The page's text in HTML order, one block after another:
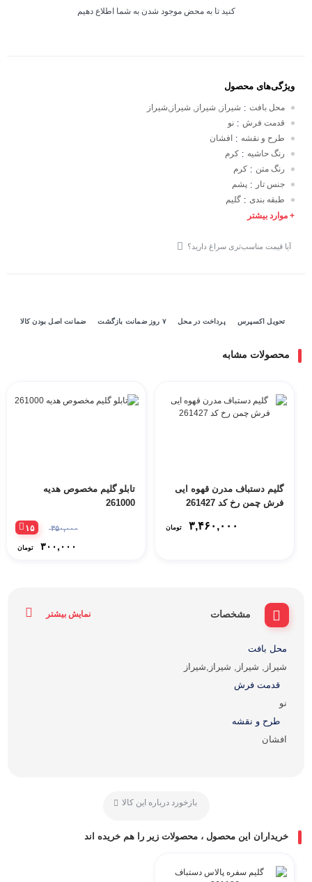
کنید تا به محض موجود شدن به شما اطلاع دهیم
ویژگی‌های محصول
محل بافت : شیراز, شیراز, شیراز,شیراز
قدمت فرش : نو
طرح و نقشه :
افشان
رنگ حاشیه : کرم
رنگ متن : کرم
جنس تار : پشم
طبقه بندی : گلیم
+ موارد بیشتر
آیا قیمت مناسب‌تری سراغ دارید؟
تحویل اکسپرس پرداخت در محل ۷ روز ضمانت بازگشت ضمانت اصل بودن کالا
محصولات مشابه
گلیم دستباف مدرن قهوه ایی
فرش چمن رخ کد 261427
۳,۴۶۰,۰۰۰ تومان
تابلو گلیم مخصوص هدیه
261000
۳۵۰,۰۰۰
۳۰۰,۰۰۰ تومان
۱۵
مشخصات نمایش بیشتر
محل بافت
شیراز, شیراز, شیراز,شیراز
قدمت فرش
نو
طرح و نقشه
افشان
بازخورد درباره این کالا
خریداران این محصول ، محصولات زیر را هم خریده اند